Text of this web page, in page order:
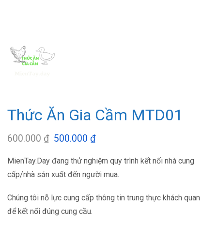
Thức Ăn Gia Cầm MTD01
600.000₫ Giá
gốc
là:
500.000 ₫Giá
hiện
tại
MienTay.Day đang thử nghiệm quy trình kết nối nhà cung
cấp/nhà sản xuất đến người mua.
Chúng tôi nỗ lực cung cấp thông tin trung thực khách quan
để kết nối đúng cung cầu.